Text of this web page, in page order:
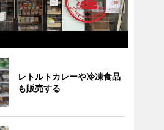
レトルトカレーや冷凍食品
も販売する